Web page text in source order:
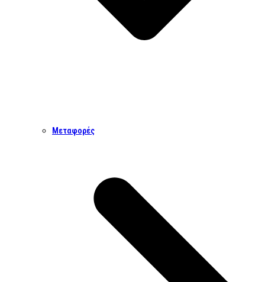
Μεταφορές